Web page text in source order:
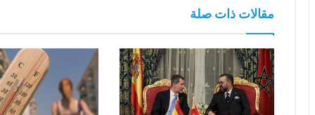
مقالات ذات صلة